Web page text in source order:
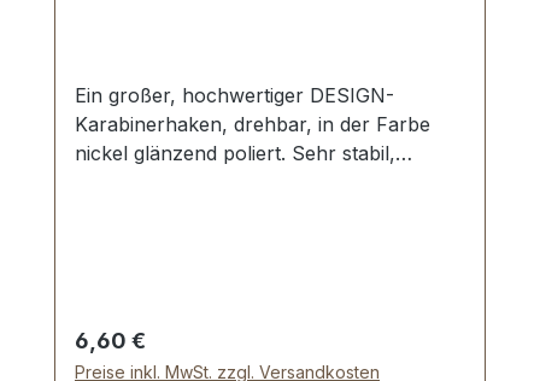
Ein großer, hochwertiger DESIGN-
Karabinerhaken, drehbar, in der Farbe
nickel glänzend poliert. Sehr stabil,
Regulärer Preis:
6,60 €
Preise inkl. MwSt. zzgl. Versandkosten